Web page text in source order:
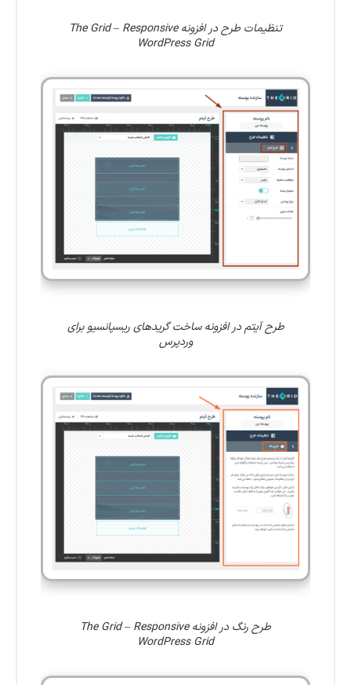
تنظیمات طرح در افزونه The Grid – Responsive
WordPress Grid
طرح آیتم در افزونه ساخت گریدهای ریسپانسیو برای
وردپرس
طرح رنگ در افزونه The Grid – Responsive
WordPress Grid